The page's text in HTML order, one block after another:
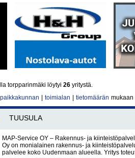
torpparinmäki löytyi 26 yritystä.
paikkakunnan toimialan tietomäärän mukaan
TUUSULA
MAP-Service OY – Rakennus- ja
Oy on monialainen rakennus- ja
palvelee koko Uudenmaan alueella. Yritys